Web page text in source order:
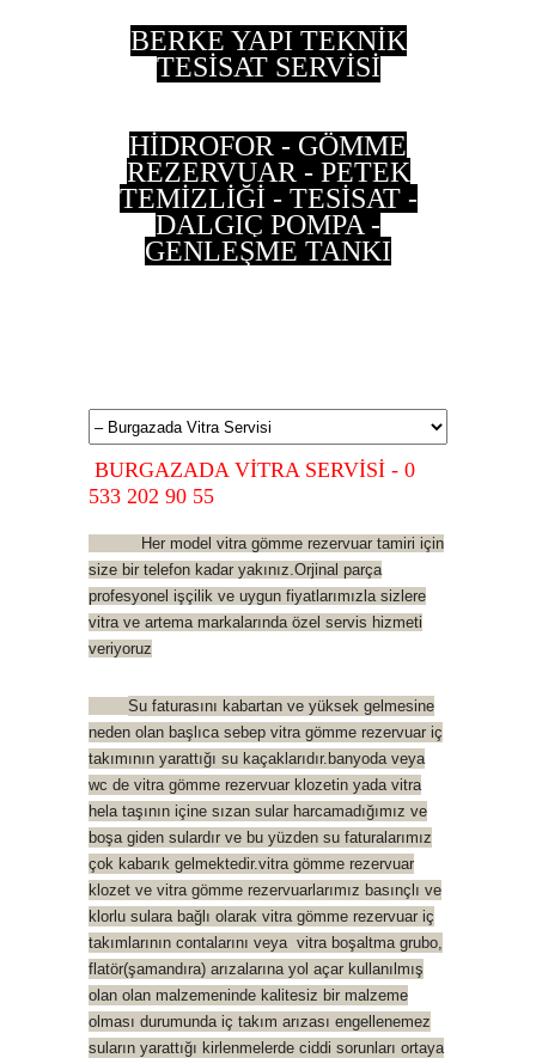
BERKE YAPI TEKNİK
TESİSAT SERVİSİ
HİDROFOR - GÖMME
REZERVUAR - PETEK
TEMİZLİĞİ - TESİSAT -
DALGIÇ POMPA -
GENLEŞME TANKI
BURGAZADA VİTRA SERVİSİ - 0
533 202 90 55
Her model vitra gömme rezervuar tamiri için
size bir telefon kadar yakınız.Orjinal parça
profesyonel işçilik ve uygun fiyatlarımızla sizlere
vitra ve artema markalarında özel servis hizmeti
veriyoruz
Su faturasını kabartan ve yüksek gelmesine
neden olan başlıca sebep vitra gömme rezervuar iç
takımının yarattığı su kaçaklarıdır.banyoda veya
wc de vitra gömme rezervuar klozetin yada vitra
hela taşının içine sızan sular harcamadığımız ve
boşa giden sulardır ve bu yüzden su faturalarımız
çok kabarık gelmektedir.vitra gömme rezervuar
klozet ve vitra gömme rezervuarlarımız basınçlı ve
klorlu sulara bağlı olarak vitra gömme rezervuar iç
takımlarının contalarını veya vitra boşaltma grubo,
flatör(şamandıra) arızalarına yol açar kullanılmış
olan olan malzemeninde kalitesiz bir malzeme
olması durumunda iç takım arızası engellenemez
suların yarattığı kirlenmelerde ciddi sorunları ortaya